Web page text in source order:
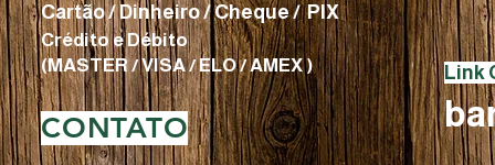
Cartão / Dinheiro / Cheque / PIX
Crédito e Débito
(MASTER / VISA / ELO / AMEX )
CONTATO
​Link